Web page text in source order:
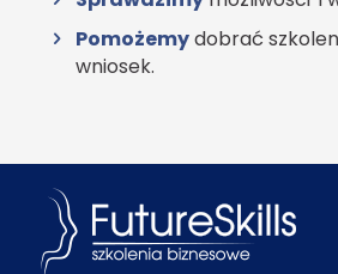
Pomożemydobrać
wniosek.